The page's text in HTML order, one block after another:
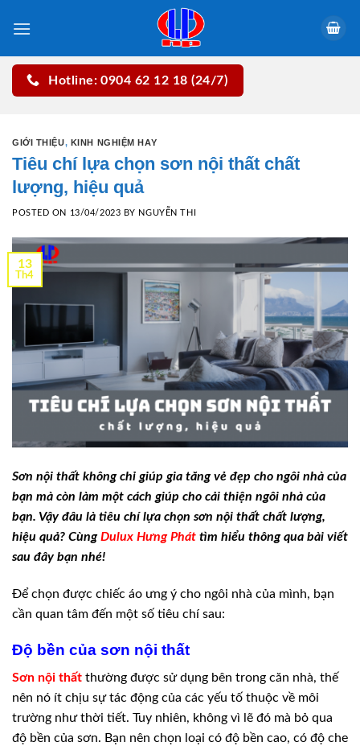
Hotline: 0904 62 12 18 (24/7)
GIỚI THIỆU, KINH NGHIỆM HAY
Tiêu chí lựa chọn sơn nội thất chất
lượng, hiệu quả
POSTED ON 13/04/2023 BY NGUYỄN THI
13
Th4
Sơn nội thất không chỉ giúp gia tăng vẻ đẹp cho ngôi nhà của
bạn mà còn làm một cách giúp cho cải thiện ngôi nhà của
bạn. Vậy đâu là tiêu chí lựa chọn sơn nội thất chất lượng,
hiệu quả? CùngDulux Hưng Phát tìm hiểu thông qua bài viết
sau đây bạn nhé!
Để chọn được chiếc áo ưng ý cho ngôi nhà của mình, bạn
cần quan tâm đến một số tiêu chí sau:
Độ bền của sơn nội thất
Sơn nội thất thường được sử dụng bên trong căn nhà, thế
nên nó ít chịu sự tác động của các yếu tố thuộc về môi
trường như thời tiết. Tuy nhiên, không vì lẽ đó mà bỏ qua
độ bền của sơn. Bạn nên chọn loại có độ bền cao, có độ che